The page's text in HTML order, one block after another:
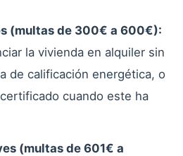
(multas de 300€ a 600€):
la vivienda en alquiler sin
de calificación energética, o
cuando este ha
(multas de 601€ a